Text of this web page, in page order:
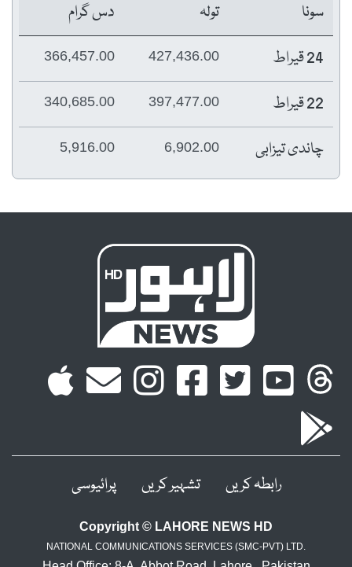
سونا
تولہ
دس گرام
24 قیراط
427,436.00
366,457.00
22 قیراط 397,477.00
340,685.00
چاندی تیزابی 6,902.00
5,916.00
رابطہ کریں تشہیر کریں پرائیوسی
Copyright © LAHORE NEWS HD
NATIONAL COMMUNICATIONS SERVICES (SMC-PVT) LTD.